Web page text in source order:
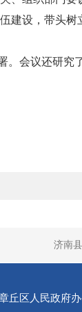
建设，带头
。会议还研究
济南
丘区人民政府